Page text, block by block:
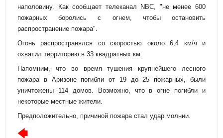
наполовину. Как сообщает телеканал NBC, "не менее 600
пожарных боролись с огнем, чтобы остановить
распространение пожара".
Огонь распространялся со скоростью около 6,4 км/ч и
охватил территорию в 33 квадратных км.
Напомним, что во время тушения крупнейшего лесного
пожара в Аризоне погибли от 19 до 25 пожарных, были
уничтожены 114 домов. Возможно, что в огне погибли и
некоторые местные жители.
Предположительно, причиной пожара стал удар молнии.